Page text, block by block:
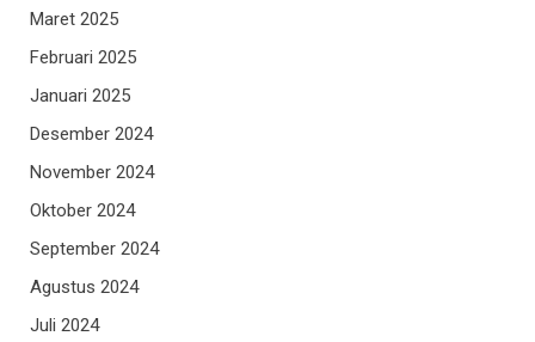
Maret 2025
Februari 2025
Januari 2025
Desember 2024
November 2024
Oktober 2024
September 2024
Agustus 2024
Juli 2024